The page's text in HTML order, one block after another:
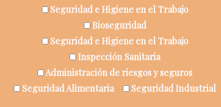
Seguridad e Higiene en el Trabajo
Bioseguridad
Seguridad e Higiene en el Trabajo
Inspección Sanitaria
Administración de riesgos y seguros
Seguridad Alimentaria
Seguridad Industrial